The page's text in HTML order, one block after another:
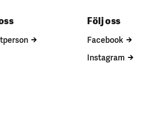
Följ oss
Facebook
Instagram